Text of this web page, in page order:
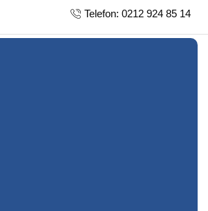
Telefon: 0212 924 85 14